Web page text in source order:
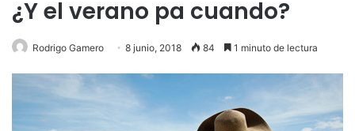
¿Y el verano pa cuando?
Rodrigo Gamero 8 junio, 2018 84 1 minuto de lectura